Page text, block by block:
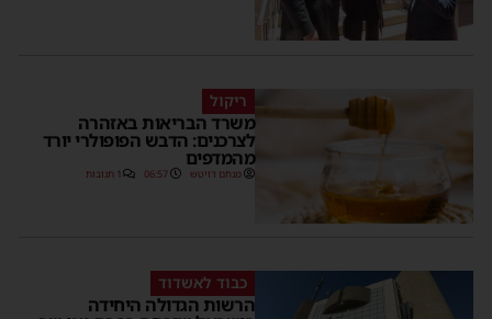
ריקול
משרד הבריאות באזהרה
לצרכנים: הדבש הפופולרי יורד
מהמדפים
מנחם דויטש 06:57 1 תגובות
כבוד לאשדוד
הרשות הגדולה היחידה